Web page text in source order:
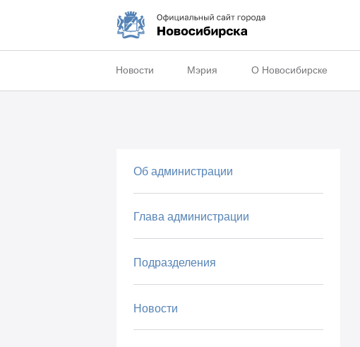
Новости Мэрия О Новосибирске
Об администрации
Глава администрации
Подразделения
Новости